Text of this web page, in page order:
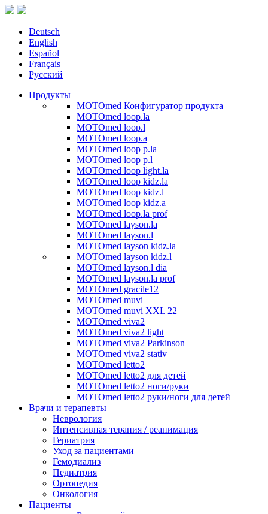
Deutsch
English
Español
Français
Русский
Продукты
MOTOmed Конфигуратор продукта
MOTOmed loop.la
MOTOmed loop.l
MOTOmed loop.a
MOTOmed loop p.la
MOTOmed loop p.l
MOTOmed loop light.la
MOTOmed loop kidz.la
MOTOmed loop kidz.l
MOTOmed loop kidz.a
MOTOmed loop.la prof
MOTOmed layson.la
MOTOmed layson.l
MOTOmed layson kidz.la
MOTOmed layson kidz.l
MOTOmed layson.l dia
MOTOmed layson.la prof
MOTOmed gracile12
MOTOmed muvi
MOTOmed muvi XXL 22
MOTOmed viva2
MOTOmed viva2 light
MOTOmed viva2 Parkinson
MOTOmed viva2 stativ
MOTOmed letto2
MOTOmed letto2 для детей
MOTOmed letto2 ноги/руки
MOTOmed letto2 руки/ноги для детей
Врачи и терапевты
Неврология
Интенсивная терапия / реанимация
Гериатрия
Уход за пациентами
Гемодиализ
Педиатрия
Ортопедия
Онкология
Пациенты